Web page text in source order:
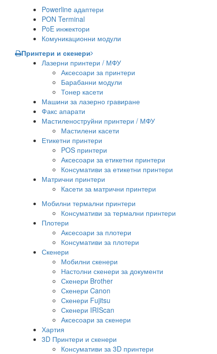
Powerline адаптери
PON Terminal
PoE инжектори
Комуникационни модули
Принтери и скенери
Лазерни принтери / МФУ
Аксесоари за принтери
Барабанни модули
Тонер касети
Машини за лазерно гравиране
Факс апарати
Мастиленоструйни принтери / МФУ
Мастилени касети
Етикетни принтери
POS принтери
Аксесоари за етикетни принтери
Консумативи за етикетни принтери
Матрични принтери
Касети за матрични принтери
Мобилни термални принтери
Консумативи за термални принтери
Плотери
Аксесоари за плотери
Консумативи за плотери
Скенери
Мобилни скенери
Настолни скенери за документи
Скенери Brother
Скенери Canon
Скенери Fujitsu
Скенери IRIScan
Аксесоари за скенери
Хартия
3D Принтери и скенери
Консумативи за 3D принтери